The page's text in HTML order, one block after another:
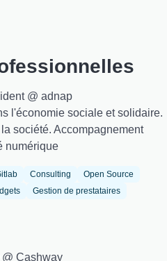
@ adnap
l'économie sociale et solidaire.
société. Accompagnement
numérique
Consulting
Open Source
Gestion de prestataires
Cashway